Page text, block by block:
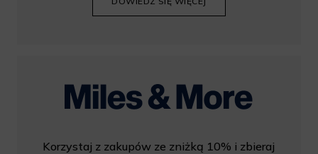
Korzystaj z zakupów ze zniżką 10% i zbieraj